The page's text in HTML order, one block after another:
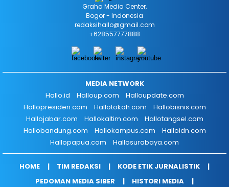
Graha Media Center,
Bogor - Indonesia
redaksihallo@gmail.com
+628557777888
MEDIA NETWORK
Hallo.id
Halloup.com
Halloupdate.com
Hallopresiden.com
Hallotokoh.com
Hallobisnis.com
Hallojabar.com
Hallokaltim.com
Hallotangsel.com
Hallobandung.com
Hallokampus.com
Halloidn.com
Hallopapua.com
Hallosurabaya.com
HOME TIM REDAKSI
KODE ETIK JURNALISTIK
PEDOMAN MEDIA SIBER
HISTORI MEDIA